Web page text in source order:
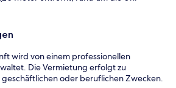
wird von einem professionellen
Die Vermietung erfolgt zu
oder beruflichen Zwecken.